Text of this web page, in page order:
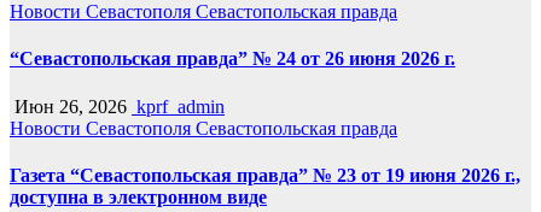
Новости Севастополя Севастопольская правда
“Севастопольская правда” № 24 от 26 июня 2026 г.
Июн 26, 2026 kprf_admin
Новости Севастополя Севастопольская правда
Газета “Севастопольская правда” № 23 от 19 июня 2026 г.,
доступна в электронном виде